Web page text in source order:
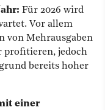
Für 2026 wird
Vor allem
von Mehrausgaben
jedoch
bereits hoher
einer